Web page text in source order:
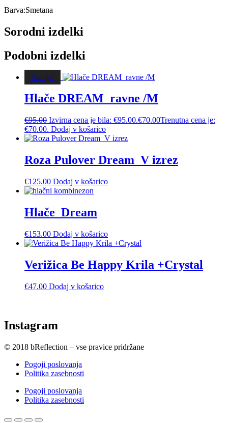
Barva:Smetana
Sorodni izdelki
Podobni izdelki
Akcija!
Hlače DREAM_ravne /M
€95.00 Izvirna cena je bila: €95.00.€70.00Trenutna cena je:
€70.00. Dodaj v košarico
Roza Pulover Dream_V izrez
€125.00 Dodaj v košarico
Hlače_Dream
€153.00 Dodaj v košarico
Verižica Be Happy Krila +Crystal
€47.00 Dodaj v košarico
Instagram
© 2018 bReflection – vse pravice pridržane
Pogoji poslovanja
Politika zasebnosti
Pogoji poslovanja
Politika zasebnosti